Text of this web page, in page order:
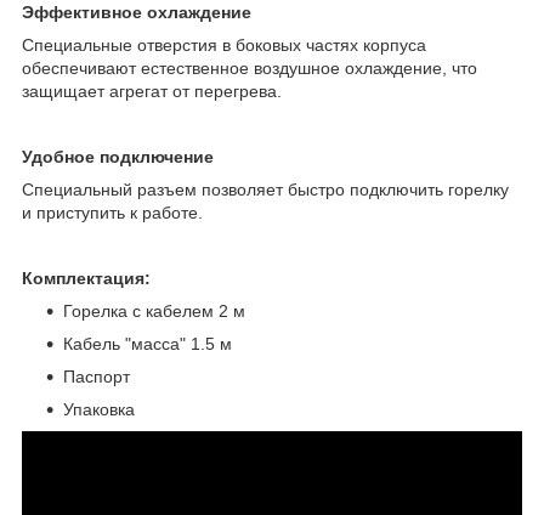
Эффективное охлаждение
Специальные отверстия в боковых частях корпуса
обеспечивают естественное воздушное охлаждение, что
защищает агрегат от перегрева.
Удобное подключение
Специальный разъем позволяет быстро подключить горелку
и приступить к работе.
Комплектация:
Горелка с кабелем 2 м
Кабель "масса" 1.5 м
Паспорт
Упаковка